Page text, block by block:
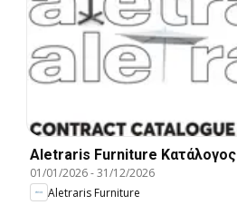
Aletraris Furniture Κατάλογος
01/01/2026-31/12/2026
Aletraris Furniture